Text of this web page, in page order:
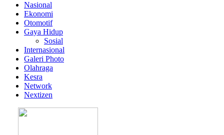
Nasional
Ekonomi
Otomotif
Gaya Hidup
Sosial
Internasional
Galeri Photo
Olahraga
Kesra
Network
Nextizen